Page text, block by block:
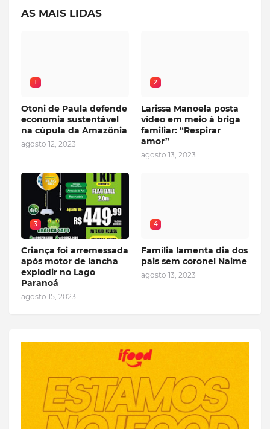
AS MAIS LIDAS
1
Otoni de Paula defende
economia sustentável
na cúpula da Amazônia
agosto 12, 2023
2
Larissa Manoela posta
vídeo em meio à briga
familiar: “Respirar
amor”
agosto 13, 2023
3
Criança foi arremessada
após motor de lancha
explodir no Lago
Paranoá
agosto 15, 2023
4
Família lamenta dia dos
pais sem coronel Naime
agosto 13, 2023